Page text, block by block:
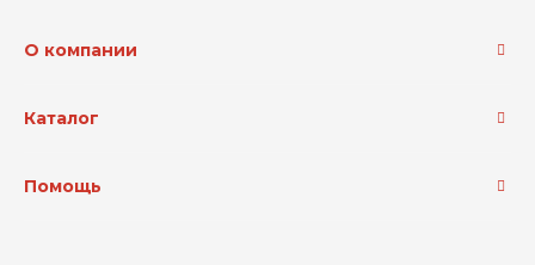
О компании
Каталог
Помощь